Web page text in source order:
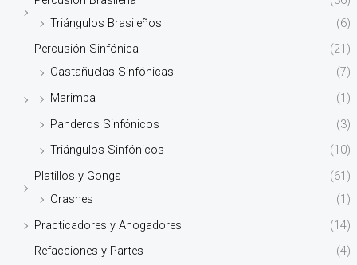
Triángulos Brasileños
(6)
Percusión Sinfónica
(21)
Castañuelas Sinfónicas
(7)
Marimba
(1)
Panderos Sinfónicos
(3)
Triángulos Sinfónicos
(10)
Platillos y Gongs
(61)
Crashes
(1)
Practicadores y Ahogadores
(14)
Refacciones y Partes
(4)